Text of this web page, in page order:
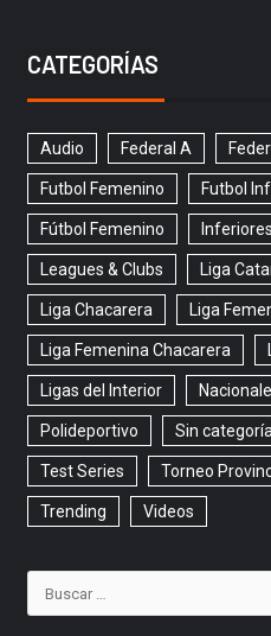
CATEGORÍAS
Audio Federal A
Futbol Femenino Futbol
Fútbol Femenino Inferiores
Leagues & Clubs Liga
Liga Chacarera Liga
Liga Femenina Chacarera
Ligas del Interior
Polideportivo Sin
Test Series Torneo
Trending Videos